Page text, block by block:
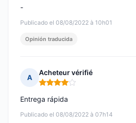
Publicado el 08/08/2022 à 10h01
-
Opinión traducida
A
Acheteur vérifié
Nota: 4 de 5
Publicado el 08/08/2022 à 07h14
Entrega rápida